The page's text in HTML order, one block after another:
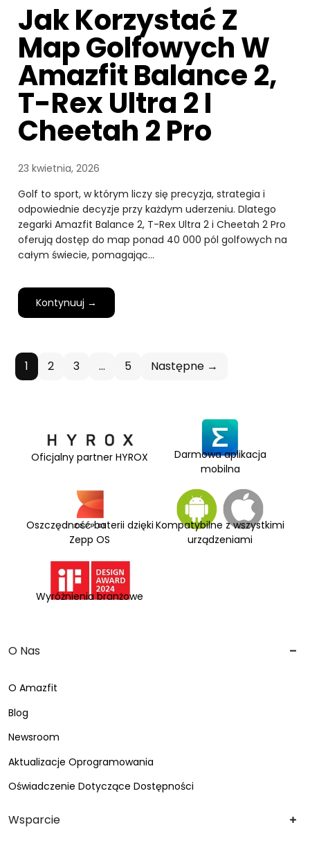
Jak Korzystać Z
Map Golfowych W
Amazfit Balance 2,
T-Rex Ultra 2 I
Cheetah 2 Pro
23 kwietnia, 2026
Golf to sport, w którym liczy się precyzja, strategia i
odpowiednie decyzje przy każdym uderzeniu. Dlatego
zegarki Amazfit Balance 2, T-Rex Ultra 2 i Cheetah 2 Pro
oferują dostęp do map ponad 40 000 pól golfowych na
całym świecie, pomagając…
Kontynuuj →
1 2 3 … 5 Następne →
Darmowa aplikacja
mobilna
Oszczędność baterii dzięki
Zepp OS
Kompatybilne z wszystkimi
urządzeniami
Wyróżnienia branżowe
Oficjalny partner HYROX
O Nas
O Amazfit
Blog
Newsroom
Aktualizacje Oprogramowania
Oświadczenie Dotyczące Dostępności
Wsparcie